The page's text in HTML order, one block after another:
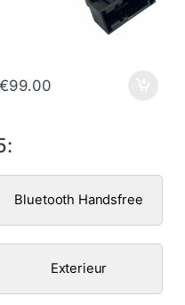
€99.00
Bluetooth Handsfree
Exterieur